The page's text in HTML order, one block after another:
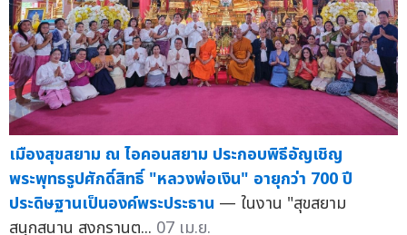
เมืองสุขสยาม ณ ไอคอนสยาม ประกอบพิธีอัญเชิญ
พระพุทธรูปศักดิ์สิทธิ์ "หลวงพ่อเงิน" อายุกว่า 700 ปี
ประดิษฐานเป็นองค์พระประธาน — ในงาน "สุขสยาม
สนุกสนาน สงกรานต... 07 เม.ย.